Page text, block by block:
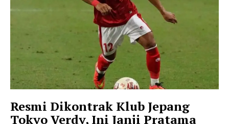
Resmi Dikontrak Klub Jepang
Tokyo Verdy, Ini Janji Pratama